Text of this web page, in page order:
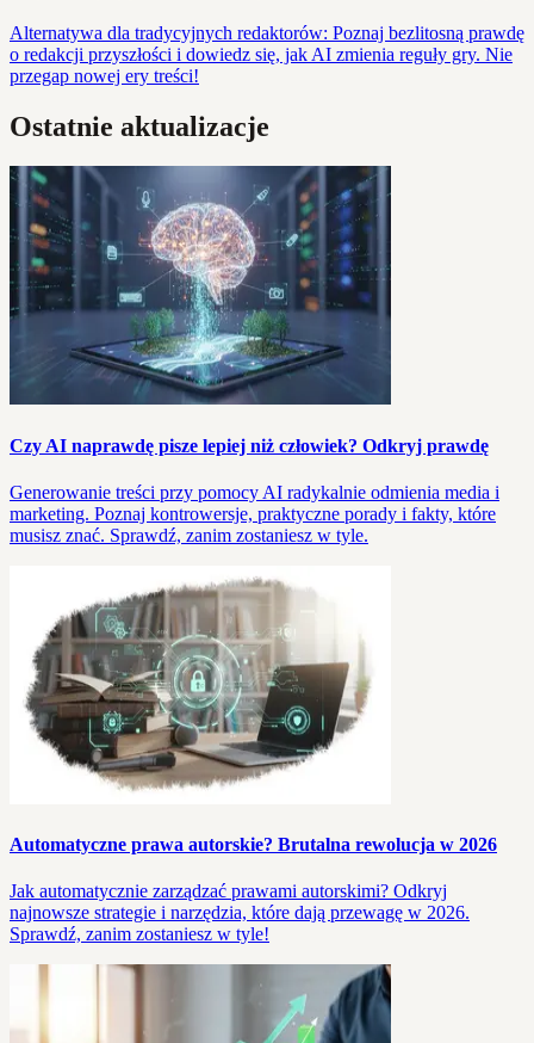
Alternatywa dla tradycyjnych redaktorów: Poznaj bezlitosną prawdę
o redakcji przyszłości i dowiedz się, jak AI zmienia reguły gry. Nie
przegap nowej ery treści!
Ostatnie aktualizacje
Czy AI naprawdę pisze lepiej niż człowiek? Odkryj prawdę
Generowanie treści przy pomocy AI radykalnie odmienia media i
marketing. Poznaj kontrowersje, praktyczne porady i fakty, które
musisz znać. Sprawdź, zanim zostaniesz w tyle.
Automatyczne prawa autorskie? Brutalna rewolucja w 2026
Jak automatycznie zarządzać prawami autorskimi? Odkryj
najnowsze strategie i narzędzia, które dają przewagę w 2026.
Sprawdź, zanim zostaniesz w tyle!